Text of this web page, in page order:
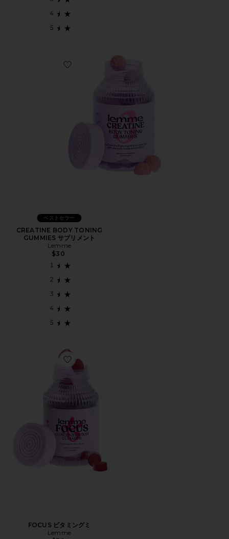
Favorite CREATINE BODY TONING GUMMIES サプリ
ベストセラー
CREATINE BODY TONING
GUMMIES サプリメント
Lemme
$30
Favorite FOCUS ビタミングミ
FOCUS ビタミングミ
Lemme